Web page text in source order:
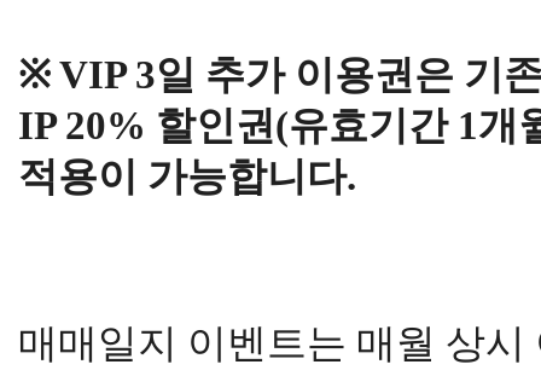
※ VIP 3일 추가 이용권은 기
IP 20% 할인권(유효기간 1개
적용이 가능합니다.
매매일지 이벤트는 매월 상